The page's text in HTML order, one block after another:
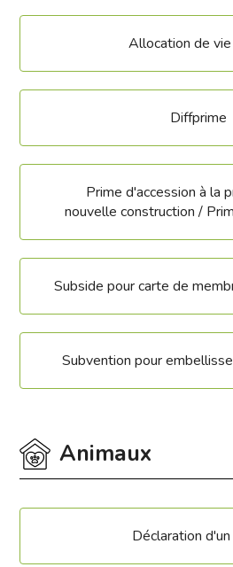
Allocation de
Diffprime
Prime d'accession à la
nouvelle construction /
Subside pour carte de
Subvention pour
Animaux
Déclaration d'un